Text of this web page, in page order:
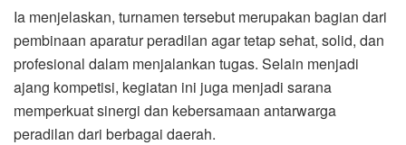
Ia menjelaskan, turnamen tersebut merupakan bagian dari
pembinaan aparatur peradilan agar tetap sehat, solid, dan
profesional dalam menjalankan tugas. Selain menjadi
ajang kompetisi, kegiatan ini juga menjadi sarana
memperkuat sinergi dan kebersamaan antarwarga
peradilan dari berbagai daerah.